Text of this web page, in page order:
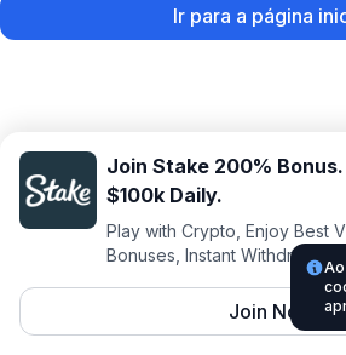
Ir para a página
Join Stake 200%
$100k Daily.
Play with Crypto, Enjoy Best
Bonuses, Instant Withdrawals.
Join Now